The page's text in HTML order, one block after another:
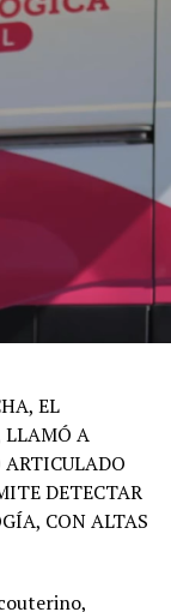
EL
LLAMÓ A
ARTICULADO
DETECTAR
CON ALTAS